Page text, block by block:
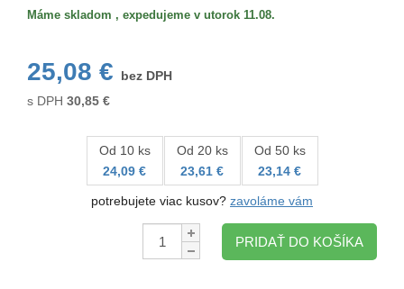
Máme skladom , expedujeme v utorok 11.08.
25,08 €
bez DPH
s DPH 30,85 €
Od 10 ks
24,09 €
Od 20 ks
23,61 €
Od 50 ks
23,14 €
potrebujete viac kusov? zavoláme vám
Množstvo:
PRIDAŤ DO KOŠÍKA